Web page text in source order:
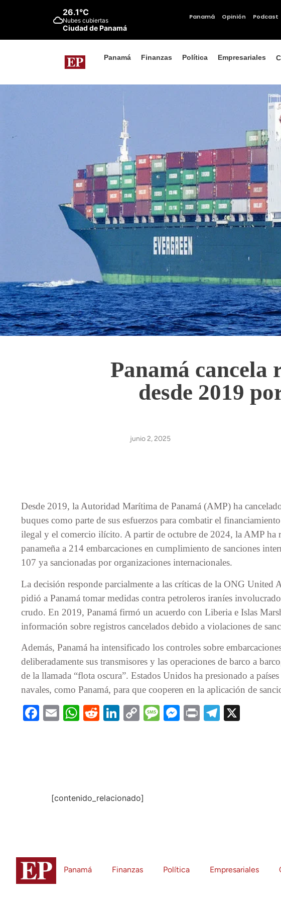
26.1°C
Nubes cubiertas
Ciudad de Panamá
Panamá Opinión Podcast
Panamá Finanzas Política Empresariales
Panamá cancela
desde 2019
junio 2, 2025
Desde 2019, la Autoridad Marítima de Panamá (AMP) ha
buques como parte de sus esfuerzos para combatir el
ilegal y el comercio ilícito. A partir de octubre de 2024, la AMP ha
panameña a 214 embarcaciones en cumplimiento de sanciones
107 ya sancionadas por organizaciones internacionales.
La decisión responde parcialmente a las críticas de la ONG United
pidió a Panamá tomar medidas contra petroleros iraníes
crudo. En 2019, Panamá firmó un acuerdo con Liberia e Islas
información sobre registros cancelados debido a violaciones de
Además, Panamá ha intensificado los controles sobre
deliberadamente sus transmisores y las operaciones de barco a
de la llamada “flota oscura”. Estados Unidos ha presionado a
navales, como Panamá, para que cooperen en la aplicación de
Facebook
EmailWhatsApp
RedditLinkedIn
CopyMessage
Messenger
PrintTelegram
[contenido_relacionado]
Panamá Finanzas Política Empresariales